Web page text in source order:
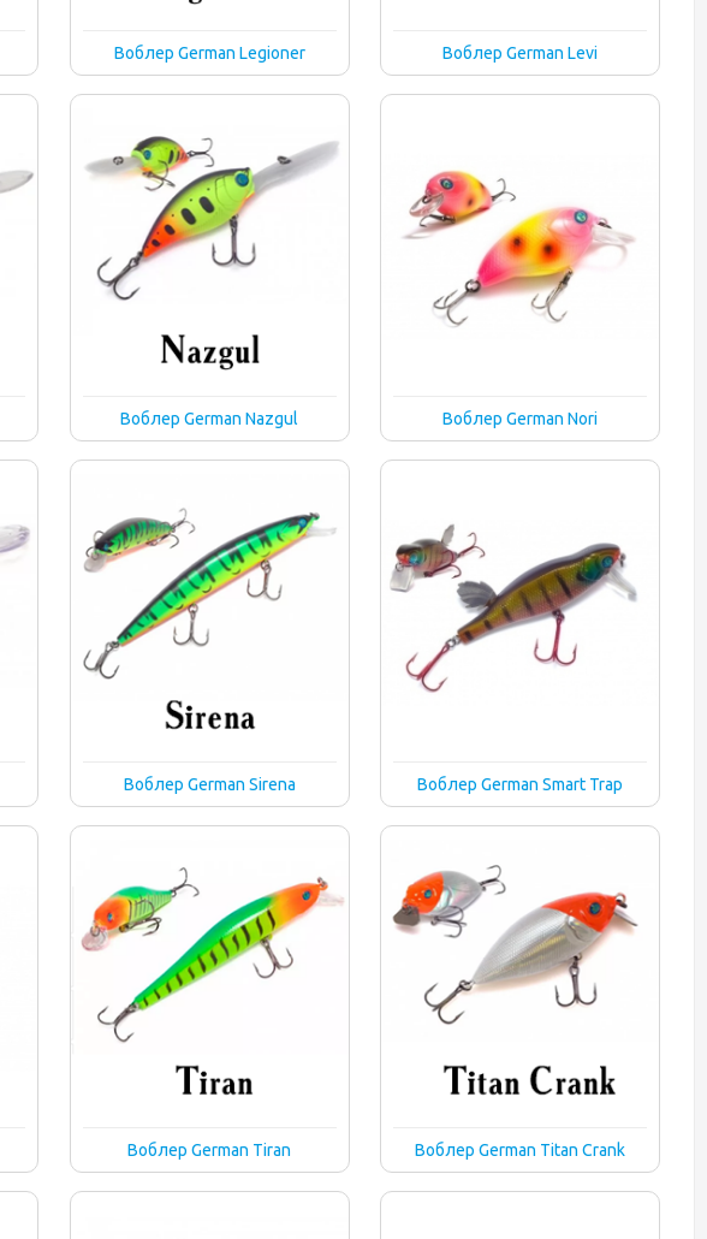
Воблер German Legioner Воблер German Levi
Воблер German Nazgul Воблер German Nori
Воблер German Sirena Воблер German Smart Trap
Воблер German Tiran Воблер German Titan Crank